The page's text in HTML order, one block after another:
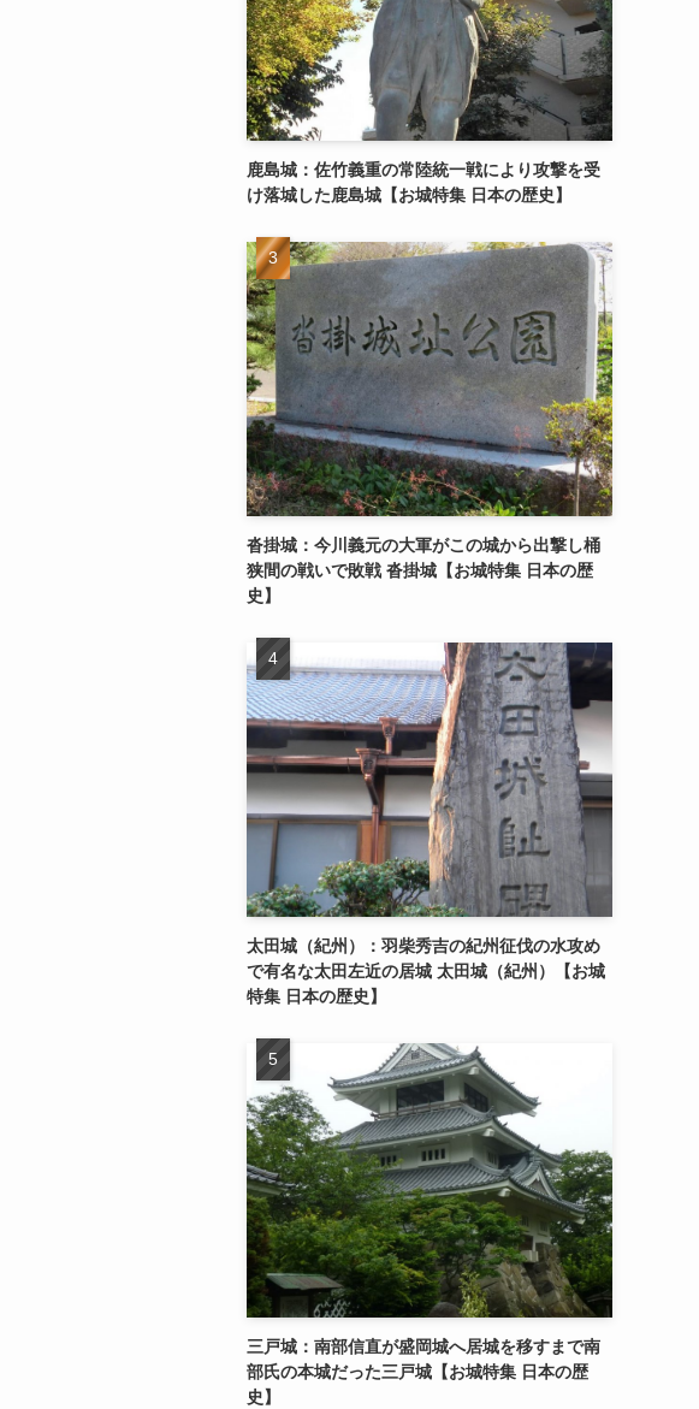
鹿島城：佐竹義重の常陸統一戦により攻撃を受
け落城した鹿島城【お城特集 日本の歴史】
沓掛城：今川義元の大軍がこの城から出撃し桶
狭間の戦いで敗戦 沓掛城【お城特集 日本の歴
史】
太田城（紀州）：羽柴秀吉の紀州征伐の水攻め
で有名な太田左近の居城 太田城（紀州）【お城
特集 日本の歴史】
三戸城：南部信直が盛岡城へ居城を移すまで南
部氏の本城だった三戸城【お城特集 日本の歴
史】